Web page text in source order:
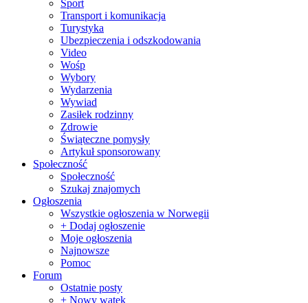
Sport
Transport i komunikacja
Turystyka
Ubezpieczenia i odszkodowania
Video
Wośp
Wybory
Wydarzenia
Wywiad
Zasiłek rodzinny
Zdrowie
Świąteczne pomysły
Artykuł sponsorowany
Społeczność
Społeczność
Szukaj znajomych
Ogłoszenia
Wszystkie ogłoszenia w Norwegii
+ Dodaj ogłoszenie
Moje ogłoszenia
Najnowsze
Pomoc
Forum
Ostatnie posty
+ Nowy wątek